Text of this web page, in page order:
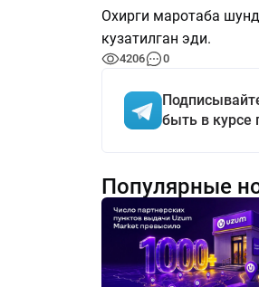
Охирги маротаба
кузатилган эди.
4206 0
быть в курсе
Популярные